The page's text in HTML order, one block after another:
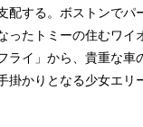
配する。ボストンでパ
ったトミーの住むワイ
ライ」から、貴重な車
掛かりとなる少女エリ